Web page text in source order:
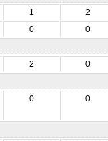
1
2
0
0
2
0
0 0